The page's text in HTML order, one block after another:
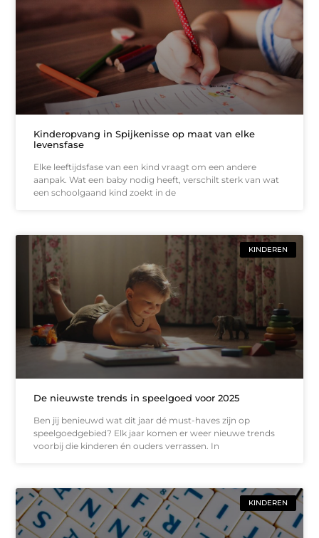
Kinderopvang in Spijkenisse op maat van elke
levensfase
Elke leeftijdsfase van een kind vraagt om een andere
aanpak. Wat een baby nodig heeft, verschilt sterk van wat
een schoolgaand kind zoekt in de
KINDEREN
De nieuwste trends in speelgoed voor 2025
Ben jij benieuwd wat dit jaar dé must-haves zijn op
speelgoedgebied? Elk jaar komen er weer nieuwe trends
voorbij die kinderen én ouders verrassen. In
KINDEREN